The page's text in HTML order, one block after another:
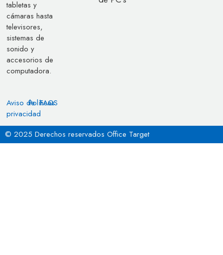
tabletas y
cámaras hasta
televisores,
sistemas de
sonido y
accesorios de
computadora.
Aviso de
privacidad
Políticas
FAQS
© 2025 Derechos reservados Office Target